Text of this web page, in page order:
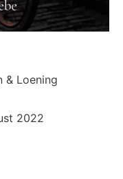
& Loening
2022